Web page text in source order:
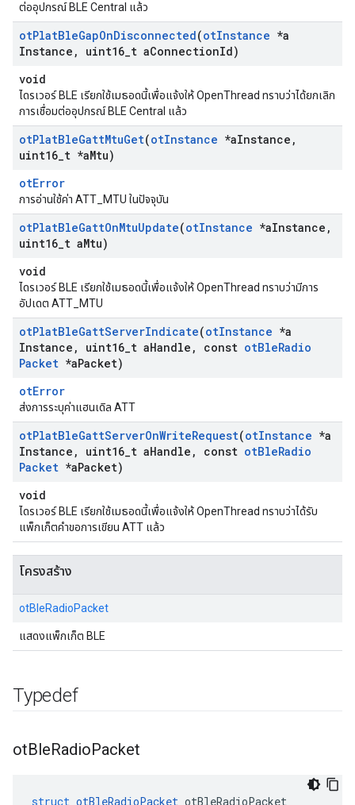
ต่ออุปกรณ์ BLE Central แล้ว
otPlatBleGapOnDisconnected(otInstance *a
Instance , uint16 t aConnectionId)
void
ไดรเวอร์ BLE เรียกใช้เมธอดนี้เพื่อแจ้งให้ OpenThread ทราบว่าได้ยกเลิก
การเชื่อมต่ออุปกรณ์ BLE Central แล้ว
otPlatBleGattMtuGet(otInstance *aInstance ,
uint16 t *aMtu)
otError
การอ่านใช้ค่า ATT_MTU ในปัจจุบัน
otPlatBleGattOnMtuUpdate(otInstance *aInstance ,
uint16 t aMtu)
void
ไดรเวอร์ BLE เรียกใช้เมธอดนี้เพื่อแจ้งให้ OpenThread ทราบว่ามีการ
อัปเดต ATT_MTU
otPlatBleGattServerIndicate(otInstance *a
Instance , uint16 t aHandle , const otBleRadio
Packet *aPacket)
otError
ส่งการระบุค่าแฮนเดิล ATT
otPlatBleGattServerOnWriteRequest(otInstance *a
Instance , uint16 t aHandle , const otBleRadio
Packet *aPacket)
void
ไดรเวอร์ BLE เรียกใช้เมธอดนี้เพื่อแจ้งให้ OpenThread ทราบว่าได้รับ
แพ็กเก็ตคำขอการเขียน ATT แล้ว
โครงสร้าง
otBleRadioPacket
แสดงแพ็กเก็ต BLE
Typedef
otBleRadioPacket
struct otBleRadioPacket otBleRadioPacket